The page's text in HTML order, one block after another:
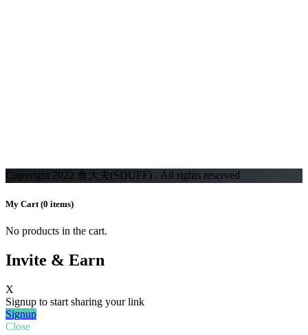
Copyright 2022 食大夫(SDUFF) . All rights reserved
My Cart (0 items)
No products in the cart.
Invite & Earn
X
Signup to start sharing your link
Signup
Close